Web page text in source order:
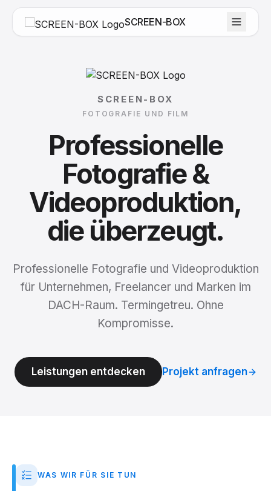
SCREEN-BOX
SCREEN-BOX
FOTOGRAFIE UND FILM
Professionelle
Fotografie &
Videoproduktion,
die überzeugt.
Professionelle Fotografie und Videoproduktion
für Unternehmen, Freelancer und Marken im
DACH-Raum. Termingetreu. Ohne
Kompromisse.
Leistungen entdecken Projekt anfragen
WAS WIR FÜR SIE TUN